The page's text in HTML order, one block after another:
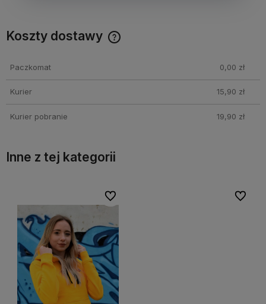
Koszty dostawy
Paczkomat 0,00 zł
Kurier 15,90 zł
Kurier pobranie 19,90 zł
Inne z tej kategorii
Do ulubionych
Do ulubionych Do
Do